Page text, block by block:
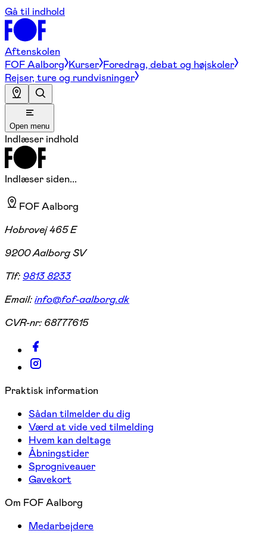
Gå til indhold
Aftenskolen
FOF Aalborg Kurser Foredrag, debat og højskoler
Rejser, ture og rundvisninger
Open menu
Indlæser indhold
Indlæser siden...
FOF Aalborg
Hobrovej 465 E
9200 Aalborg SV
Tlf:9813 8233
Email:info@fof-aalborg.dk
CVR-nr: 68777615
Praktisk information
Sådan tilmelder du dig
Værd at vide ved tilmelding
Hvem kan deltage
Åbningstider
Sprogniveauer
Gavekort
Om FOF Aalborg
Medarbejdere